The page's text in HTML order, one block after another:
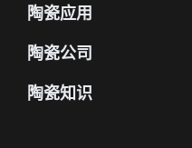
陶瓷应用
陶瓷公司
陶瓷知识